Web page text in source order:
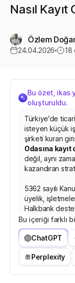
Nasıl
Özlem
24.04.2026
18
Bu özet, ikas
oluşturuldu.
Türkiye'de
isteyen küçük
şirketi kuran
Odasına kayıt
değil, aynı
kazandıran
5362 sayılı
üyelik,
Halkbank
yeterlilik
güvenlik
sunar.
Kayıt sürecinin
Bu içeriği farklı
ChatGPT
Perplexity